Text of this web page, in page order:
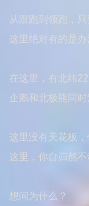
从跟跑到领跑，
这里绝对有的是办
在这里，有北纬
企鹅和北极熊同时
这里没有天花板，
这里，你自岿然不
想问为什么？